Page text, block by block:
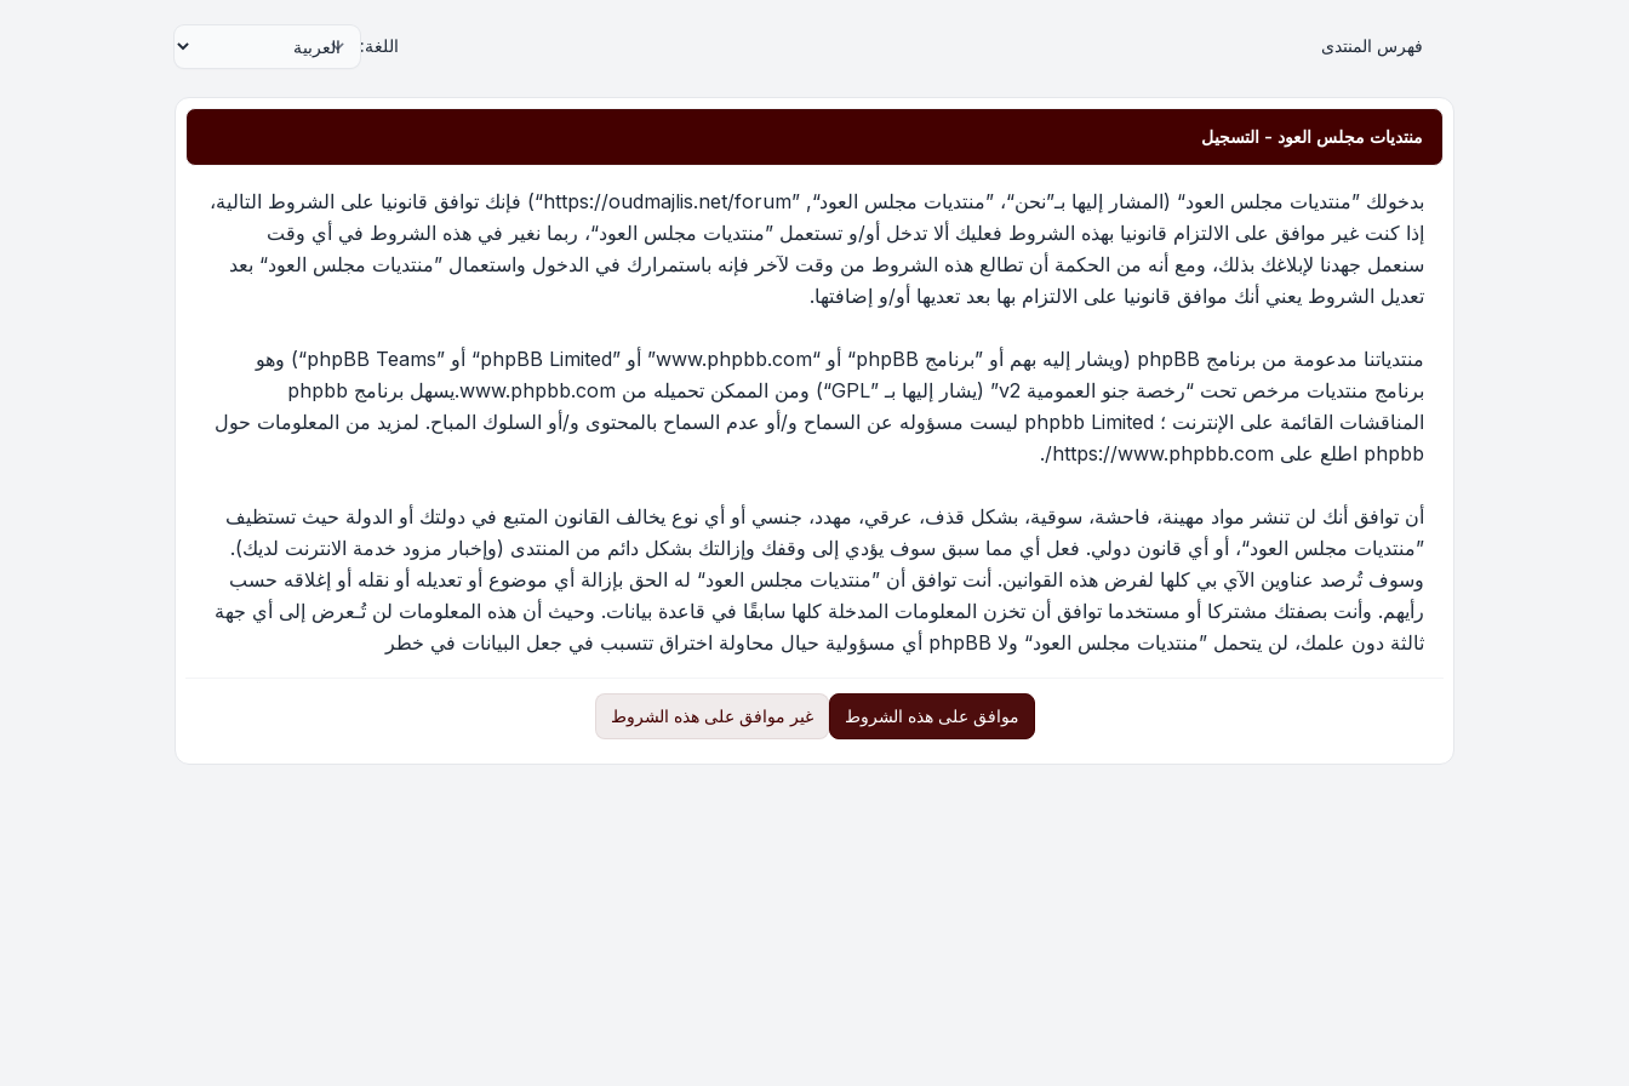
فهرس المنتدى اللغة:
منتديات مجلس العود - التسجيل
بدخولك ”منتديات مجلس العود“ (المشار إليها بـ”نحن“، ”منتديات مجلس العود“, ”https://oudmajlis.net/forum“) فإنك توافق قانونيا على الشروط التالية،
إذا كنت غير موافق على الالتزام قانونيا بهذه الشروط فعليك ألا تدخل أو/و تستعمل ”منتديات مجلس العود“، ربما نغير في هذه الشروط في أي وقت
سنعمل جهدنا لإبلاغك بذلك، ومع أنه من الحكمة أن تطالع هذه الشروط من وقت لآخر فإنه باستمرارك في الدخول واستعمال ”منتديات مجلس العود“ بعد
تعديل الشروط يعني أنك موافق قانونيا على الالتزام بها بعد تعديها أو/و إضافتها.
منتدياتنا مدعومة من برنامج phpBB (ويشار إليه بهم أو ”برنامج phpBB“ أو “www.phpbb.com” أو ”phpBB Limited“ أو ”phpBB Teams“) وهو
برنامج منتديات مرخص تحت “رخصة جنو العمومية v2 ” (يشار إليها بـ ”GPL“) ومن الممكن تحميله من www.phpbb.com
.يسهل برنامج phpbb
المناقشات القائمة على الإنترنت ؛ phpbb Limited ليست مسؤوله عن السماح و/أو عدم السماح بالمحتوى و/أو السلوك المباح. لمزيد من المعلومات حول
phpbb اطلع على
https://www.phpbb.com/
.
أن توافق أنك لن تنشر مواد مهينة، فاحشة، سوقية، بشكل قذف، عرقي، مهدد، جنسي أو أي نوع يخالف القانون المتبع في دولتك أو الدولة حيث تستظيف
”منتديات مجلس العود“، أو أي قانون دولي. فعل أي مما سبق سوف يؤدي إلى وقفك وإزالتك بشكل دائم من المنتدى (وإخبار مزود خدمة الانترنت لديك).
وسوف تُرصد عناوين الآي بي كلها لفرض هذه القوانين. أنت توافق أن ”منتديات مجلس العود“ له الحق بإزالة أي موضوع أو تعديله أو نقله أو إغلاقه حسب
رأيهم. وأنت بصفتك مشتركا أو مستخدما توافق أن تخزن المعلومات المدخلة كلها سابقًا في قاعدة بيانات. وحيث أن هذه المعلومات لن تُـعرض إلى أي جهة
ثالثة دون علمك، لن يتحمل ”منتديات مجلس العود“ ولا phpBB أي مسؤولية حيال محاولة اختراق تتسبب في جعل البيانات في خطر
موافق على هذه الشروط غير موافق على هذه الشروط